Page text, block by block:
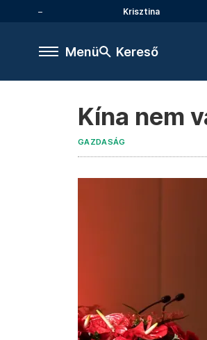
Krisztina
Menü Kereső
Kína nem
GAZDASÁG